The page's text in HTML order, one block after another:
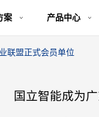
案 产品中心
联盟正式会员单位
国立智能成为